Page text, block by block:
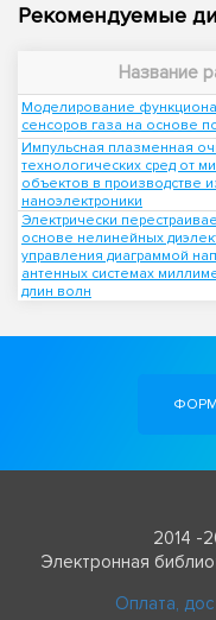
Рекомендуемые
Название
Моделирование
сенсоров газа на основе
Импульсная плазменная
технологических сред от
объектов в производстве
наноэлектроники
Электрически
основе нелинейных
управления диаграммой
антенных системах
длин волн
2014 -
Электронная
Оплата,